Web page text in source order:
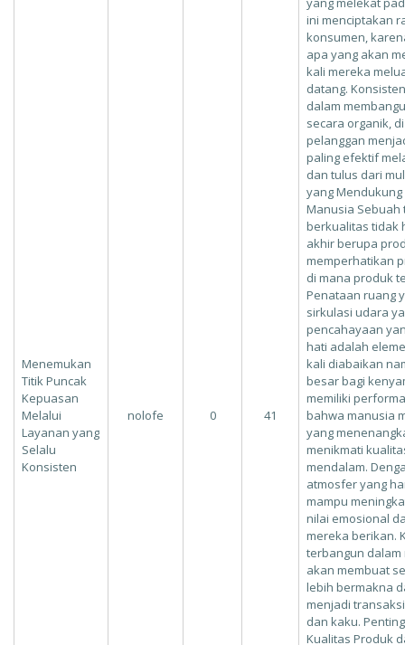
Menemukan
Titik Puncak
Kepuasan
Melalui
Layanan yang
Selalu
Konsisten
nolofe 0 41
ini menciptakan
konsumen,
apa yang akan
kali mereka
datang.
dalam
secara organik,
pelanggan
paling efektif
dan tulus dari
yang
Manusia Sebuah
berkualitas tidak
akhir berupa
memperhatikan
di mana produk
Penataan ruang
sirkulasi udara
pencahayaan
hati adalah
kali diabaikan
besar bagi
memiliki
bahwa manusia
yang
menikmati
mendalam.
atmosfer yang
mampu
nilai emosional
mereka berikan.
terbangun
akan membuat
lebih bermakna
menjadi
dan kaku.
Kualitas Produk